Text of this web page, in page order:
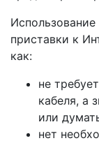
приставки к
как:
не
кабеля, а
или
нет